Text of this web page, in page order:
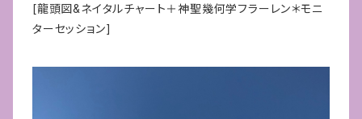
[龍頭図&ネイタルチャート＋神聖幾何学フラーレン＊モニ
ターセッション]